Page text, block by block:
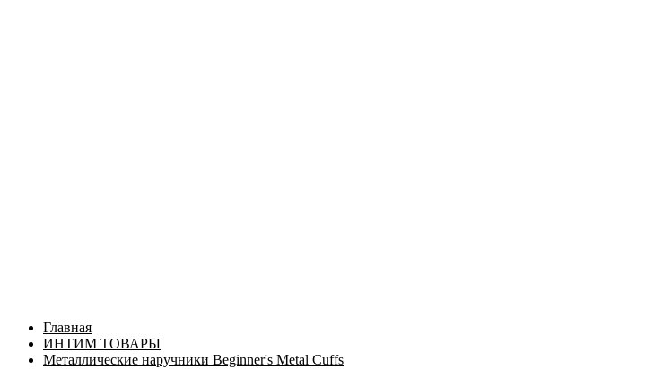
Главная
ИНТИМ ТОВАРЫ
Металлические наручники Beginner's Metal Cuffs